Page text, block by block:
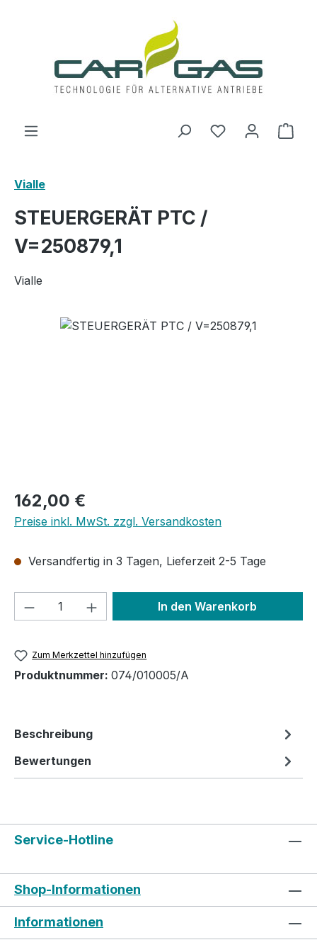
Du hast 0
Vialle
STEUERGERÄT PTC /
V=250879,1
Vialle
Bildergalerie überspringen
Regulärer Preis:
162,00 €
Preise inkl. MwSt. zzgl. Versandkosten
Versandfertig in 3 Tagen, Lieferzeit 2-5 Tage
Produkt Anzahl: Gib denIn den Warenkorb
Zum Merkzettel hinzufügen
Produktnummer: 074/010005/A
Beschreibung
Bewertungen
Service-Hotline
Shop-Informationen
Informationen